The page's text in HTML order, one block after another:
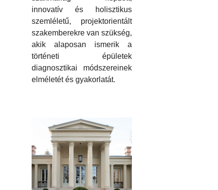
innovatív és holisztikus
szemléletű, projektorientált
szakemberekre van szükség,
akik alaposan ismerik a
történeti épületek
diagnosztikai módszereinek
elméletét és gyakorlatát.